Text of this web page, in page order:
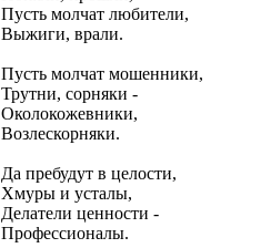
Пусть молчат любители,
Выжиги, врали.
Пусть молчат мошенники,
Трутни, сорняки -
Околокожевники,
Возлескорняки.
Да пребудут в целости,
Хмуры и усталы,
Делатели ценности -
Профессионалы.